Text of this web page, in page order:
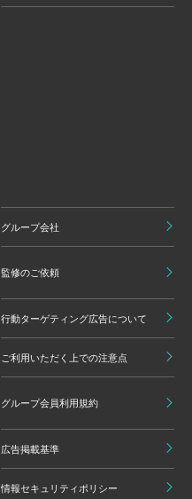
グループ会社
監修のご依頼
行動ターゲティング広告について
ご利用いただく上での注意点
グループ会員利用規約
広告掲載基準
情報セキュリティポリシー